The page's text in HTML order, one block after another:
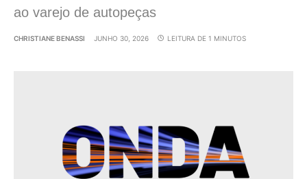
ao varejo de autopeças
CHRISTIANE BENASSI JUNHO 30, 2026 LEITURA DE 1 MINUTOS